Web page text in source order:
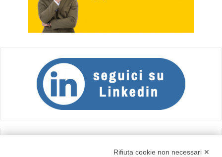
Rifiuta cookie non necessari ✕